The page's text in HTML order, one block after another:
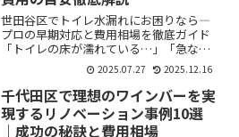
世田谷区でトイレ水漏れにお困りなら―
プロの早期対応と費用相場を徹底ガイド
「トイレの床が濡れている…」「急な水
漏れでパニック！」そんな経験はありま
せんか？水回りのトラブルは突然やって
きて、どうしたらいいのか分からず不安
になる方も多いはずです。...
2025.07.27 2025.12.16
千代田区で理想のワインバーを実
現するリノベーション事例10選
｜成功の秘訣と費用相場